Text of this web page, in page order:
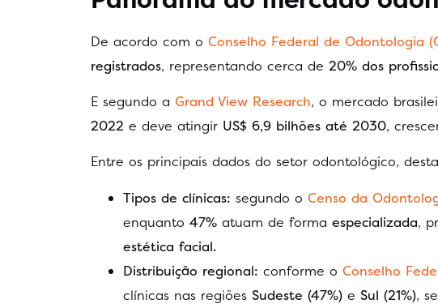
De acordo com o Conselho Federal de Odontologia
registrados, representando cerca de 20% dos
E segundo a Grand View Research, o mercado
2022 e deve atingir US$ 6,9 bilhões até 2030,
Entre os principais dados do setor odontológico,
Tipos de clínicas: segundo o Censo da
enquanto 47% atuam de forma especializada,
estética facial.
Distribuição regional: conforme o Conselho
clínicas nas regiões Sudeste (47%) e Sul (21%),